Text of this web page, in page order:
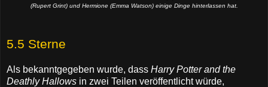
(Rupert Grint) und Hermione (Emma Watson) einige Dinge hinterlassen hat.
5.5 Sterne
Als bekanntgegeben wurde, dass Harry Potter and the
Deathly Hallows in zwei Teilen veröffentlicht würde,